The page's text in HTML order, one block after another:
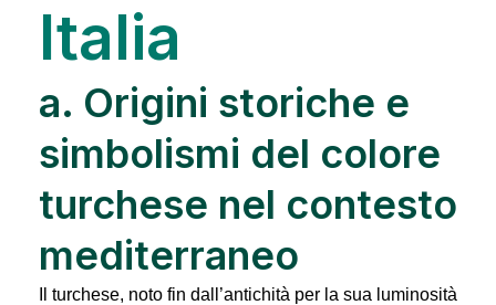
Italia
a. Origini storiche e
simbolismi del colore
turchese nel contesto
mediterraneo
Il turchese, noto fin dall’antichità per la sua luminosità